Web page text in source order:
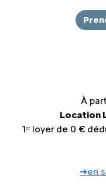
À
Location
1ᵉʳ loyer de 0 €
➔en